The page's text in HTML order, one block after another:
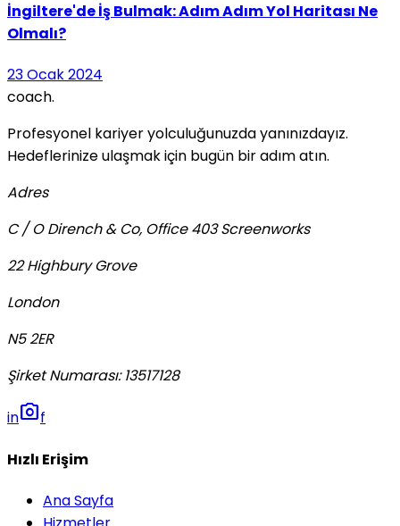
İngiltere'de İş Bulmak: Adım Adım Yol Haritası Ne
Olmalı?
23 Ocak 2024
coach.
Profesyonel kariyer yolculuğunuzda yanınızdayız.
Hedeflerinize ulaşmak için bugün bir adım atın.
Adres
C / O Dirench & Co, Office 403 Screenworks
22 Highbury Grove
London
N5 2ER
Şirket Numarası: 13517128
inphoto_cameraf
Hızlı Erişim
Ana Sayfa